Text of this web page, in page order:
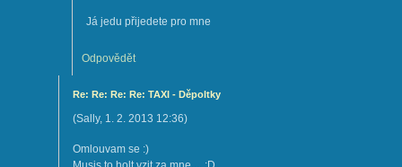
Já jedu přijedete pro mne
Odpovědět
Re: Re: Re: Re: TAXI - Děpoltky
(Sally, 1. 2. 2013 12:36)
Omlouvam se :)